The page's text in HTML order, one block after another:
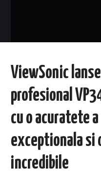
ViewSonic
profesional
cu o acuratete
exceptionala si
incredibile